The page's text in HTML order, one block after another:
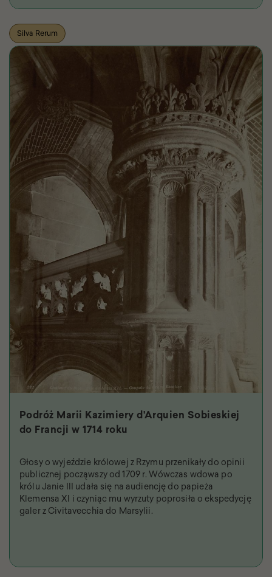
Silva Rerum
Podróż Marii Kazimiery d'Arquien Sobieskiej
do Francji w 1714 roku
Głosy o wyjeździe królowej z Rzymu przenikały do opinii
publicznej począwszy od 1709 r. Wówczas wdowa po
królu Janie III udała się na audiencję do papieża
Klemensa XI i czyniąc mu wyrzuty poprosiła o ekspedycję
galer z Civitavecchia do Marsylii.